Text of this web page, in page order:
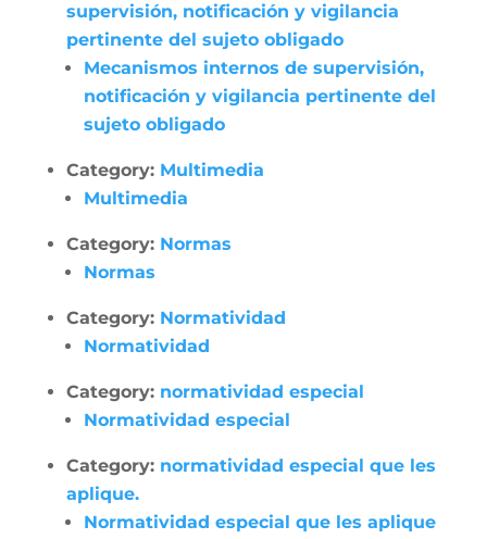
supervisión, notificación y vigilancia
pertinente del sujeto obligado
Mecanismos internos de supervisión,
notificación y vigilancia pertinente del
sujeto obligado
Category: Multimedia
Multimedia
Category: Normas
Normas
Category: Normatividad
Normatividad
Category: normatividad especial
Normatividad especial
Category: normatividad especial que les
aplique.
Normatividad especial que les aplique